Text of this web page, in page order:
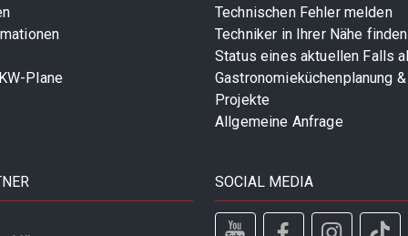
Plane
Technischen Fehler melden
Techniker in Ihrer Nähe finden
Status eines aktuellen Falls
Gastronomieküchenplanung
Projekte
Allgemeine Anfrage
SOCIAL MEDIA